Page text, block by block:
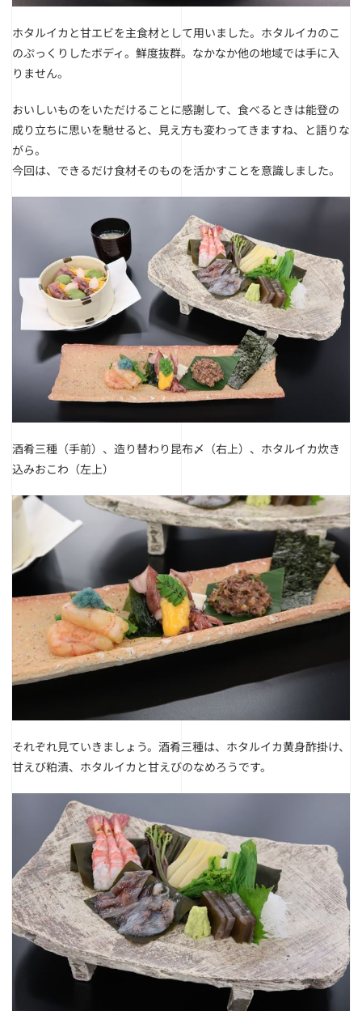
ホタルイカと甘エビを主食材として用いました。 ホタルイカのこ
のぷっくりしたボディ。鮮度抜群。なかなか他の地域では手に入
りません。
おいしいものをいただけることに感謝して、食べるときは能登の
成り立ちに思いを馳せると、見え方も変わってきますね、と語りな
がら。
今回は、できるだけ食材そのものを活かすことを意識しました。
酒肴三種（手前）、造り替わり昆布〆（右上）、ホタルイカ炊き
込みおこわ（左上）
それぞれ見ていきましょう。 酒肴三種は、ホタルイカ黄身酢掛け、
甘えび粕漬、ホタルイカと甘えびのなめろうです。